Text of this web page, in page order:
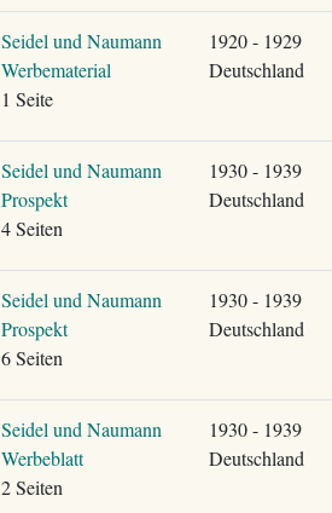
Seidel und Naumann
Werbematerial
1 Seite
1920 - 1929
Deutschland
Seidel und Naumann
Prospekt
4 Seiten
1930 - 1939
Deutschland
Seidel und Naumann
Prospekt
6 Seiten
1930 - 1939
Deutschland
Seidel und Naumann
Werbeblatt
2 Seiten
1930 - 1939
Deutschland